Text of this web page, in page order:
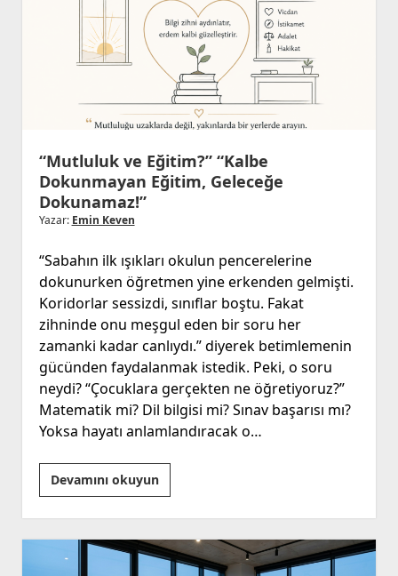
AYT
Masası
Nasıl
Olmalı?”
“Mutluluk ve Eğitim?” “Kalbe
Dokunmayan Eğitim, Geleceğe
Dokunamaz!”
Yazar: Emin Keven
“Sabahın ilk ışıkları okulun pencerelerine
dokunurken öğretmen yine erkenden gelmişti.
Koridorlar sessizdi, sınıflar boştu. Fakat
zihninde onu meşgul eden bir soru her
zamanki kadar canlıydı.” diyerek betimlemenin
gücünden faydalanmak istedik. Peki, o soru
neydi? “Çocuklara gerçekten ne öğretiyoruz?”
Matematik mi? Dil bilgisi mi? Sınav başarısı mı?
Yoksa hayatı anlamlandıracak o…
Devamını okuyun“Mutluluk
ve
Eğitim?”
“Kalbe
Dokunmayan